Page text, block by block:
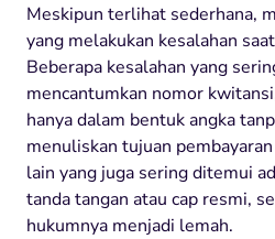
Meskipun terlihat sederhana,
yang melakukan kesalahan
Beberapa kesalahan yang
mencantumkan nomor
hanya dalam bentuk angka
menuliskan tujuan
lain yang juga sering ditemui
tanda tangan atau cap resmi,
hukumnya menjadi lemah.